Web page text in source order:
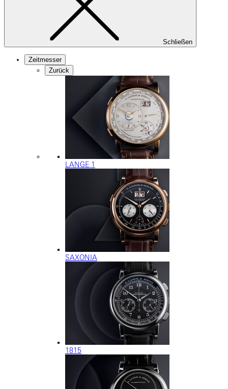
Schließen
Zeitmesser
Zurück
LANGE 1
SAXONIA
1815